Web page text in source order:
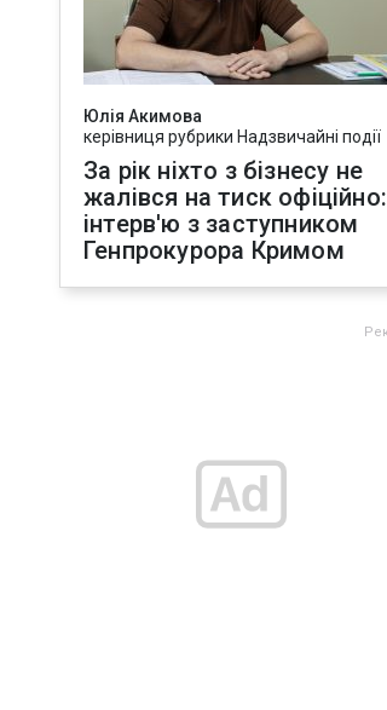
Юлія Акимова
керівниця рубрики Надзвичайні події
За рік ніхто з бізнесу не
жалівся на тиск офіційно:
інтерв'ю з заступником
Генпрокурора Кримом